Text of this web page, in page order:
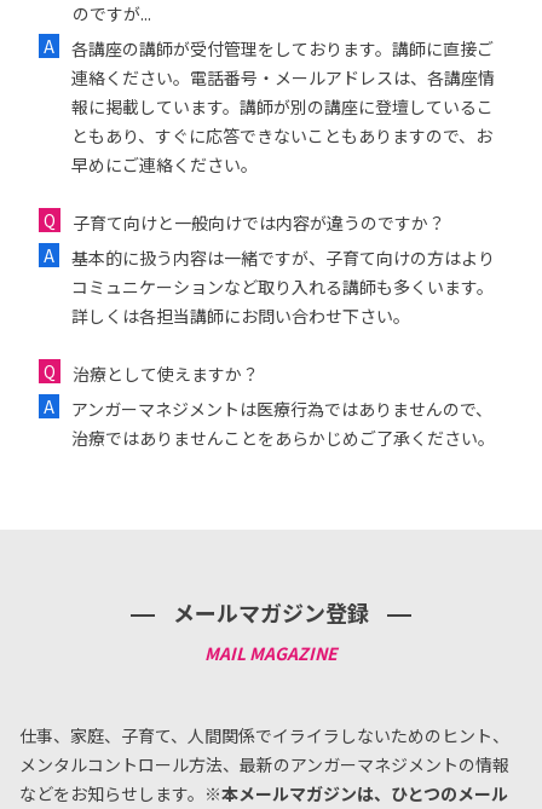
のですが...
各講座の講師が受付管理をしております。講師に直接ご
連絡ください。電話番号・メールアドレスは、各講座情
報に掲載しています。講師が別の講座に登壇しているこ
ともあり、すぐに応答できないこともありますので、お
早めにご連絡ください。
子育て向けと一般向けでは内容が違うのですか？
基本的に扱う内容は一緒ですが、子育て向けの方はより
コミュニケーションなど取り入れる講師も多くいます。
詳しくは各担当講師にお問い合わせ下さい。
治療として使えますか？
アンガーマネジメントは医療行為ではありませんので、
治療ではありませんことをあらかじめご了承ください。
メールマガジン登録
仕事、家庭、子育て、人間関係でイライラしないためのヒント、
メンタルコントロール方法、 最新のアンガーマネジメントの情報
などをお知らせします。 ※本メールマガジンは、ひとつのメール